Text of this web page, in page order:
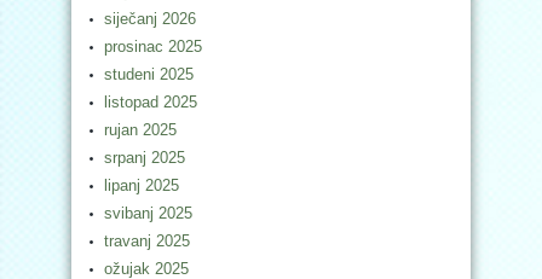
siječanj 2026
prosinac 2025
studeni 2025
listopad 2025
rujan 2025
srpanj 2025
lipanj 2025
svibanj 2025
travanj 2025
ožujak 2025